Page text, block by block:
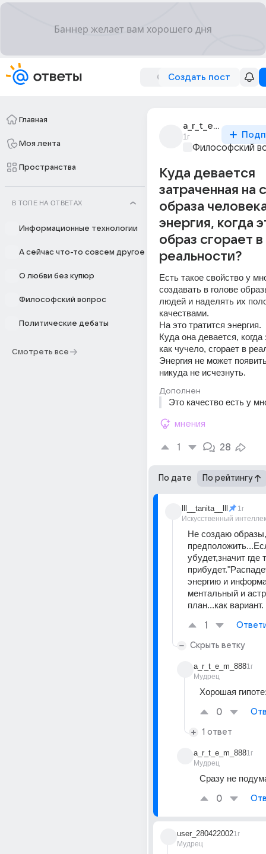
Создать пост
Главная
Моя лента
Пространства
В ТОПЕ НА ОТВЕТАХ
Информационные технологии
А сейчас что-то совсем другое
О любви без купюр
Философский вопрос
Политические дебаты
Смотреть все
a_r_t_e_m_888
1г
Философский
Куда девается
затраченная на
образа
энергия, когда
образ сгорает
реальности?
Есть такое свойство у
создавать в голове
людей и наделять их
качествами.
На это тратится энергия.
Куда она девается, когда
как чучело, сгорает в
Энергия не может
никуда не исчезнуть.
Дополнен
Это качество есть у
мнения
1 28
По дате По рейтингу
lll__tanita__lll
Искусственный
1г
Не создаю
убудет,значит где
энергию и
ментальный и
план...как вариант.
1
Скрыть ветку
a_r_t_e_m_888
Мудрец
1г
Хорошая
0
1 ответ
a_r_t_e_m_888
Мудрец
1г
Сразу не
0
user_280422002
Мудрец
1г